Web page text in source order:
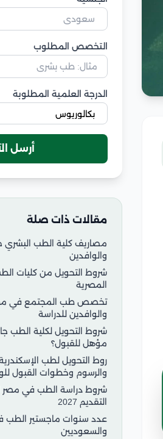
التخصص المطلوب
الدرجة العلمية المطلوبة
أرسل
مقالات ذات صلة
والوافدين
شروط التحويل من كليات
المصرية
تخصص طب المجتمع في
والوافدين للدراسة
شروط التحويل لكلية الطب
مؤهل للقبول؟
روط التحويل لطب
والرسوم وخطوات القبول
شروط دراسة الطب في مصر
التقديم 2027
عدد سنوات ماجستير الطب
والسعوديين